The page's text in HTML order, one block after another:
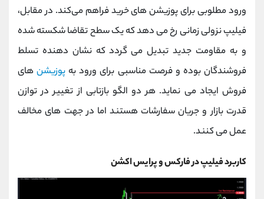
ورود مطلوبی برای پوزیشن‌ های خرید فراهم می‌کند. در مقابل،
فیلیپ نزولی زمانی رخ می ‌دهد که یک سطح تقاضا شکسته شده
و به مقاومت جدید تبدیل می گردد که نشان‌ دهنده تسلط
فروشندگان بوده و فرصت مناسبی برای ورود به پوزیشن‌های
فروش ایجاد می ‌نماید. هر دو الگو بازتابی از تغییر در توازن
قدرت بازار و جریان سفارشات هستند اما در جهت ‌های مخالف
عمل می کنند.
کاربرد فیلیپ در فارکس و پرایس اکشن